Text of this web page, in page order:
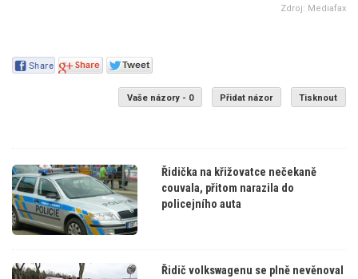
Zdroj: Mediafax
Vaše názory - 0 Přidat názor Tisknout
Řidička na křižovatce nečekaně
couvala, přitom narazila do
policejního auta
Řidič volkswagenu se plně nevěnoval